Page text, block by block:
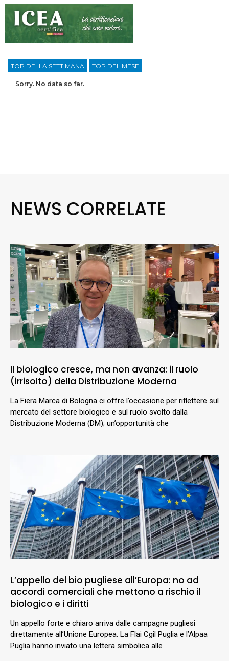
TOP DELLA SETTIMANA TOP DEL MESE
Sorry. No data so far.
NEWS CORRELATE
Il biologico cresce, ma non avanza: il ruolo
(irrisolto) della Distribuzione Moderna
La Fiera Marca di Bologna ci offre l’occasione per riflettere sul
mercato del settore biologico e sul ruolo svolto dalla
Distribuzione Moderna (DM); un’opportunità che
L’appello del bio pugliese all’Europa: no ad
accordi comerciali che mettono a rischio il
biologico e i diritti
Un appello forte e chiaro arriva dalle campagne pugliesi
direttamente all’Unione Europea. La Flai Cgil Puglia e l’Alpaa
Puglia hanno inviato una lettera simbolica alle